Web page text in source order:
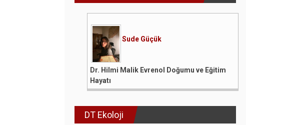
Sude Güçük
Dr. Hilmi Malik Evrenol Doğumu ve Eğitim
Hayatı
DT Ekoloji